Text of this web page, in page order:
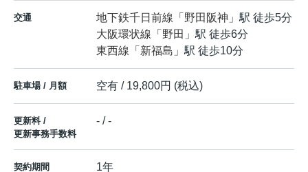
交通 地下鉄千日前線 「 野田阪神 」駅 徒歩5分
大阪環状線 「 野田 」駅 徒歩6分
東西線 「 新福島 」駅 徒歩10分
駐車場 / 月額 空有 / 19,800円 (税込)
更新料 /
更新事務手数料
- / -
契約期間 1年